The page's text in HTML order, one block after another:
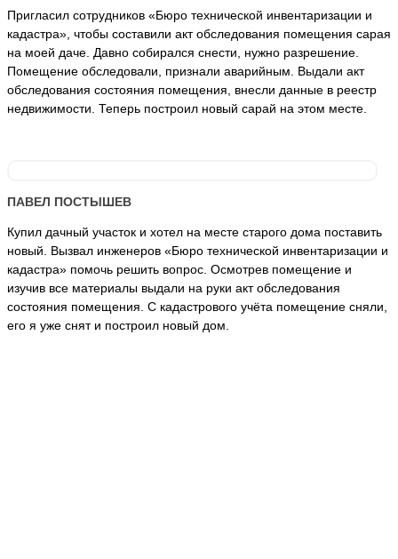
Пригласил сотрудников «Бюро технической инвентаризации и
кадастра», чтобы составили акт обследования помещения сарая
на моей даче. Давно собирался снести, нужно разрешение.
Помещение обследовали, признали аварийным. Выдали акт
обследования состояния помещения, внесли данные в реестр
недвижимости. Теперь построил новый сарай на этом месте.
ПАВЕЛ ПОСТЫШЕВ
Купил дачный участок и хотел на месте старого дома поставить
новый. Вызвал инженеров «Бюро технической инвентаризации и
кадастра» помочь решить вопрос. Осмотрев помещение и
изучив все материалы выдали на руки акт обследования
состояния помещения. С кадастрового учёта помещение сняли,
его я уже снят и построил новый дом.